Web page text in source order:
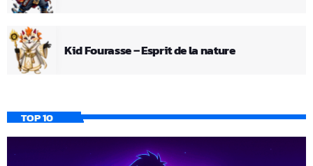
Kid Fourasse – Esprit de la nature
TOP 10